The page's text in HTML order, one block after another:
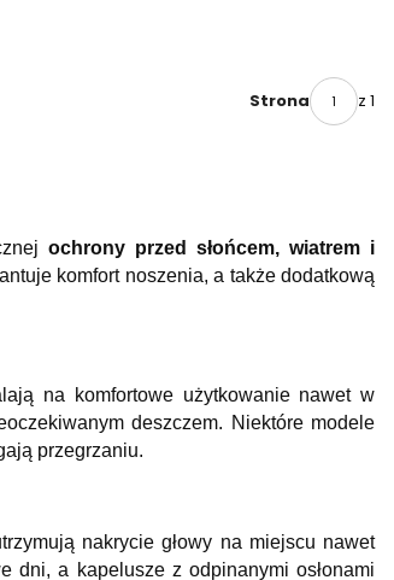
Strona z 1
ochrony przed słońcem, wiatrem i
komfort noszenia, a także dodatkową
na komfortowe użytkowanie nawet w
deszczem. Niektóre modele
przegrzaniu.
nakrycie głowy na miejscu nawet
dni, a kapelusze z odpinanymi osłonami